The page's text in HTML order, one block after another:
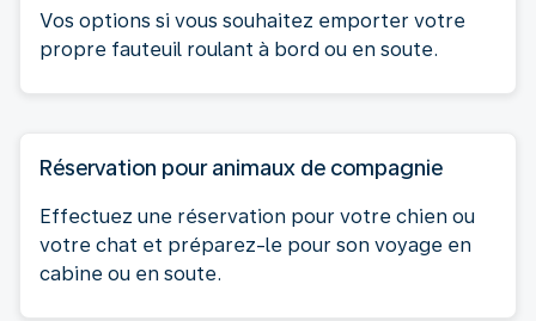
Vos options si vous souhaitez emporter votre
propre fauteuil roulant à bord ou en soute.
Réservation pour animaux de compagnie
Effectuez une réservation pour votre chien ou
votre chat et préparez-le pour son voyage en
cabine ou en soute.